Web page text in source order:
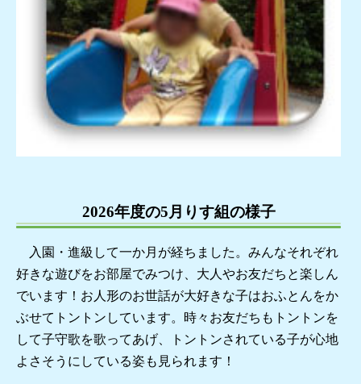
2026年度の5月りす組の様子
入園・進級して一か月が経ちました。みんなそれぞれ
好きな遊びをお部屋でみつけ、大人やお友だちと楽しん
でいます！お人形のお世話が大好きな子はおふとんをか
ぶせてトントンしています。時々お友だちもトントンを
して子守歌を歌ってあげ、トントンされている子が心地
よさそうにしている姿も見られます！